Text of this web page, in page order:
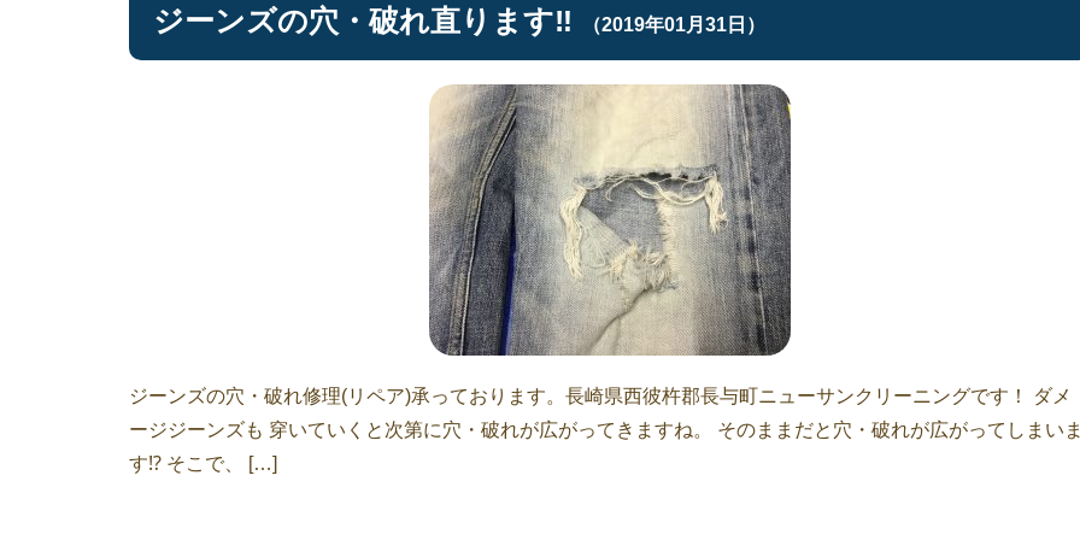
ジーンズの穴・破れ直ります‼︎ （2019年01月31日）
ジーンズの穴・破れ修理(リペア)承っております。長崎県西彼杵郡長与町ニューサンクリーニングです！ ダメ
ージジーンズも 穿いていくと次第に穴・破れが広がってきますね。 そのままだと穴・破れが広がってしまい
す⁉︎ そこで、 […]